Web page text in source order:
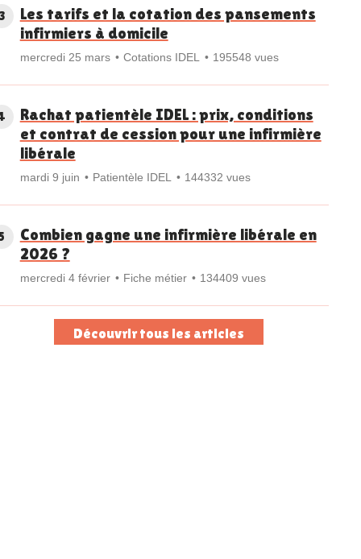
Les tarifs et la cotation des pansements
infirmiers à domicile
mercredi 25 mars Cotations IDEL 195548 vues
Rachat patientèle IDEL : prix, conditions
et contrat de cession pour une infirmière
libérale
mardi 9 juin Patientèle IDEL 144332 vues
Combien gagne une infirmière libérale en
2026 ?
mercredi 4 février Fiche métier 134409 vues
Découvrir tous les articles